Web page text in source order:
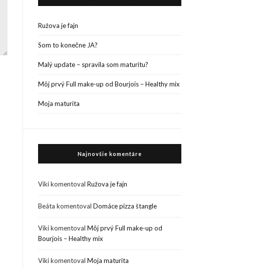
Ružova je fajn
Som to konečne JA?
Malý update – spravila som maturitu?
Môj prvý Full make-up od Bourjois – Healthy mix
Moja maturita
Najnovšie komentáre
VikikomentovalRužova je fajn
Beáta komentovalDomáce pizza štangle
VikikomentovalMôj prvý Full make-up od
Bourjois – Healthy mix
VikikomentovalMoja maturita